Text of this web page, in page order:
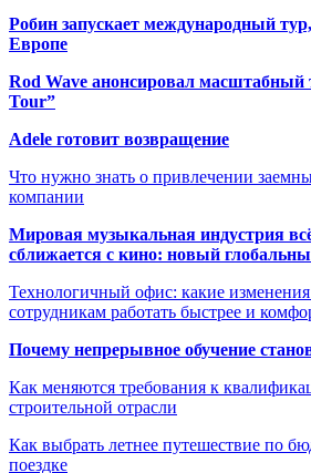
Робин запускает международный
Европе
Rod Wave анонсировал масштабный
Tour”
Adele готовит возвращение
Что нужно знать о привлечении
компании
Мировая музыкальная индустрия
сближается с кино: новый
Технологичный офис: какие
сотрудникам работать быстрее и
Почему непрерывное обучение
Как меняются требования к
строительной отрасли
Как выбрать летнее путешествие по
поездке